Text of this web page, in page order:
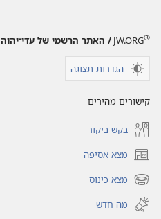
JW.ORG® / האתר הרשמי של עדי־יהוה
הגדרות תצוגה
קישורים מהירים
בקש ביקור
מצא אסיפה(פותח
חלון
חדש)
מצא כינוס(פותח
חלון
חדש)
מה חדש